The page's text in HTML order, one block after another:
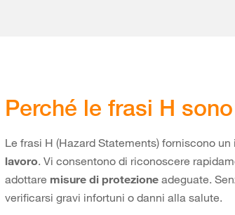
Perché le frasi H
Le frasi H (Hazard Statements) forniscono
lavoro. Vi consentono di riconoscere
adottare misure di protezione adeguate.
verificarsi gravi infortuni o danni alla salute.